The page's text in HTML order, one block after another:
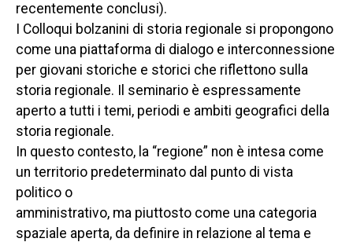
recentemente conclusi).
I Colloqui bolzanini di storia regionale si propongono
come una piattaforma di dialogo e interconnessione
per giovani storiche e storici che riflettono sulla
storia regionale. Il seminario è espressamente
aperto a tutti i temi, periodi e ambiti geografici della
storia regionale.
In questo contesto, la “regione” non è intesa come
un territorio predeterminato dal punto di vista
politico o
amministrativo, ma piuttosto come una categoria
spaziale aperta, da definire in relazione al tema e